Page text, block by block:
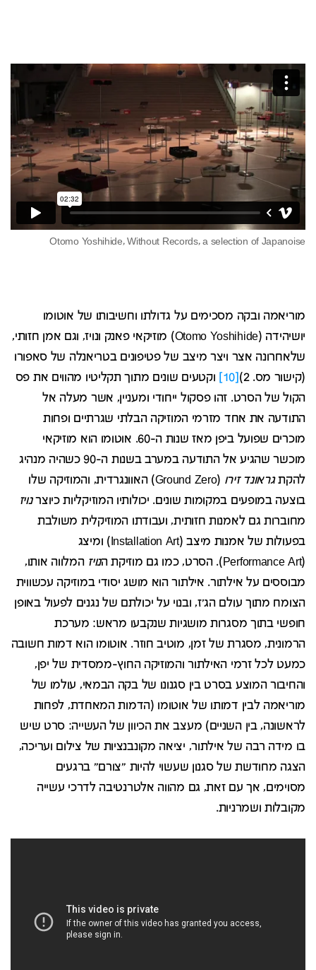
Otomo Yoshihide, Without Records, a selection of Japanoise
מוריאמה ובקה מסכימים על גדולתו וחשיבותו של אוטומו
יושיהידה (Otomo Yoshihide) מוזיקאי פאנק ונויז, וגם אמן חזותי,
שלאחרונה אצר ויצר מיצב של פטיפונים בטריאנלה של סאפורו
(קישור מס. 2)
וקטעים שונים מתוך תקליטיו מהווים את פס
הקול של הסרט. זהו פסקול ייחודי ומעניין, אשר מעלה אל
התודעה את אחד מזרמי המוזיקה הבלתי שגרתיים ופחות
מוכרים שפועל ביפן מאז שנות ה-60. אוטומו הוא מוזיקאי
מוכשר שהגיע אל התודעה במערב בשנות ה-90 כשהיה מנהיג
להקתגראונד זירו
(Ground Zero) האוונגרדית, והמוזיקה שלו
בוצעה במופעים במקומות שונים. יכולותיו המוזיקליות כיוצרנויז
מחוברות גם לאמנות חזותית, ועבודתו המוזיקלית משולבת
בפעולות של אמנות מיצב (Installation Art) ומיצג
(Performance Art). הסרט, כמו גם מוזיקת ה
נויזהמלווה אותו,
מבוססים על אילתור. אילתור הוא מושג יסודי במוזיקה עכשווית
הצומח מתוך עולם הג'ז, ובנוי על יכולתם של נגנים לפעול באופן
חופשי בתוך מסגרות מושגיות שנקבעו מראש: מערכת
הרמונית, מסגרת של זמן, מוטיב חוזר. אוטומו הוא דמות חשובה
כמעט לכל זרמי האילתור והמוזיקה החוץ-ממסדית של יפן,
והחיבור המוצע בסרט בין סגנונו של בקה הבמאי, עולמו של
מוריאמה לבין דמותו של אוטומו (הדמות המאחדת, לפחות
לראשונה, בין השניים) מעצב את הכיוון של העשייה: סרט שיש
בו מידה רבה של אילתור, יציאה מקונבנציות של צילום ועריכה,
הצגה מחודשת של סגנון שעשוי להיות "צורם" ברגעים
מסוימים, אך עם זאת, גם מהווה אלטרנטיבה לדרכי עשייה
מקובלות ושמרניות.